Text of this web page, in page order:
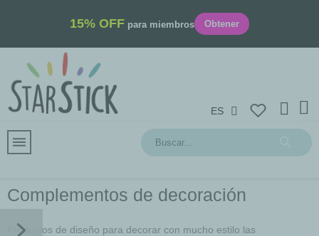
15% OFF para miembros Obtener
ES
Complementos de decoración
Productos de diseño para decorar con mucho estilo las